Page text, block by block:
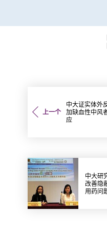
上一个
中大证实体外
加缺血性中风
应
中大研
改善隐
用药问